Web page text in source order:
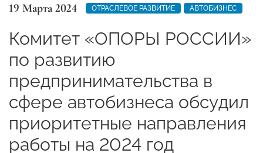
19 Марта 2024 ОТРАСЛЕВОЕ РАЗВИТИЕ АВТОБИЗНЕС
Комитет «ОПОРЫ РОССИИ»
по развитию
предпринимательства в
сфере автобизнеса обсудил
приоритетные направления
работы на 2024 год